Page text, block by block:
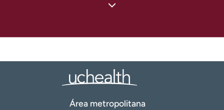
(papilar y folicular) (https://www.thyroid.org/thyroid-
https://medlineplus.gov/thyroidcancer.html
Área metropolitana